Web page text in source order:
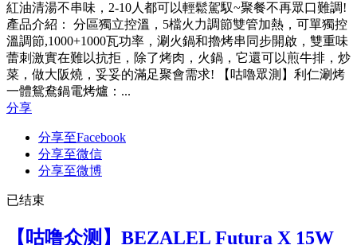
紅油清湯不串味，2-10人都可以輕鬆駕馭~聚餐不再眾口難調!
產品介紹： 分區獨立控溫，5檔火力調節雙管加熱，可單獨控
溫調節,1000+1000瓦功率，涮火鍋和擼烤串同步開啟，雙重味
蕾刺激實在難以抗拒，除了烤肉，火鍋，它還可以煎牛排，炒
菜，做大阪燒，妥妥的滿足聚會需求! 【咕嚕眾測】利仁涮烤
一體鴛鴦鍋電烤爐：...
分享
分享至Facebook
分享至微信
分享至微博
已结束
【咕噜众测】BEZALEL Futura X 15W